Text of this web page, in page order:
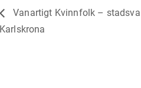
Vanartigt Kvinnfolk –
Karlskrona